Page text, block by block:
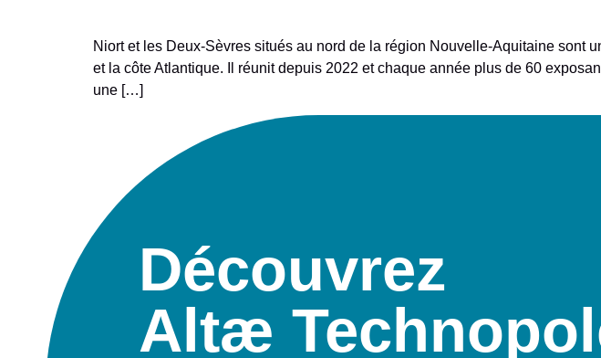
Niort et les Deux-Sèvres situés au nord de la région Nouvelle-Aquitaine sont
et la côte Atlantique. Il réunit depuis 2022 et chaque année plus de 60
une […]
Découvrez
Altæ